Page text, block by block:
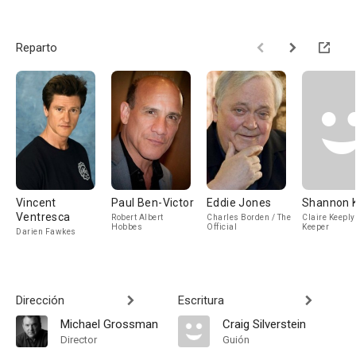
Reparto
Vincent
Ventresca
Darien Fawkes
Paul Ben-Victor
Robert Albert
Hobbes
Eddie Jones
Charles Borden / The
Official
Shannon
Claire Keeply
Keeper
Dirección
Michael Grossman
Director
Escritura
Craig Silverstein
Guión